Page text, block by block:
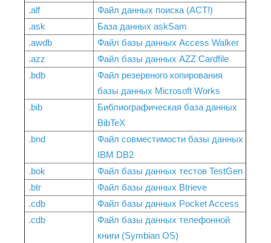
.alf
Файл данных поиска (ACT!)
.ask
База данных askSam
.awdb
Файл базы данных Access Walker
.azz
Файл базы данных AZZ Cardfile
.bdb
Файл резервного копирования
базы данных Microsoft Works
.bib
Библиографическая база данных
BibTeX
.bnd
Файл совместимости базы данных
IBM DB2
.bok
Файл базы данных тестов TestGen
.btr
Файл базы данных Btrieve
.cdb
Файл базы данных Pocket Access
.cdb
Файл базы данных телефонной
книги (Symbian OS)